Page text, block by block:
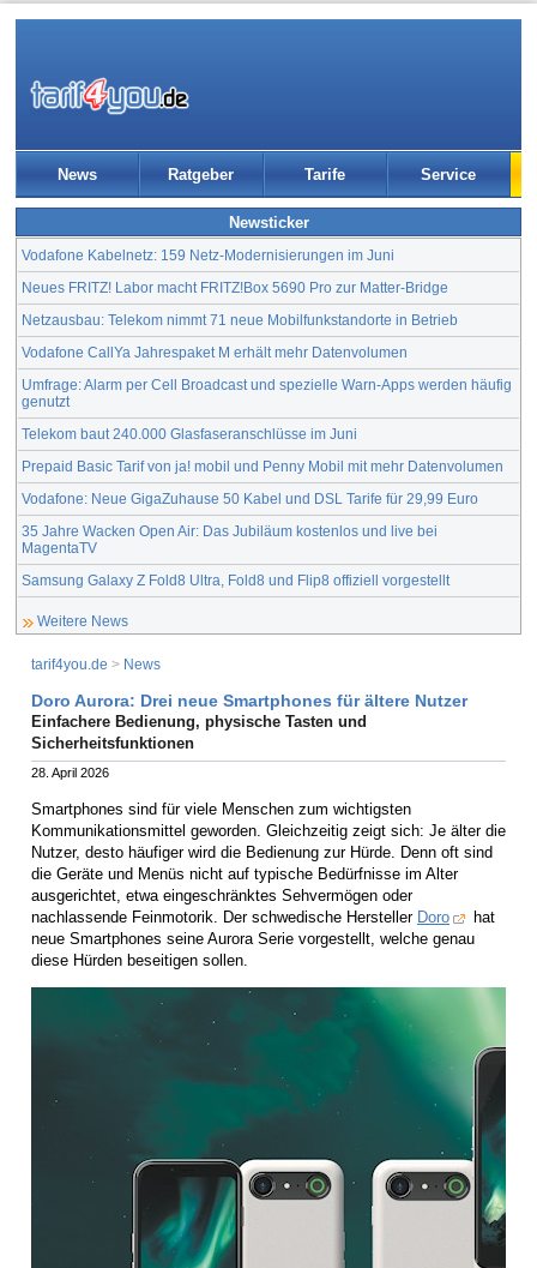
News Ratgeber Tarife Service
Newsticker
Vodafone Kabelnetz: 159 Netz-Modernisierungen im Juni
Neues FRITZ! Labor macht FRITZ!Box 5690 Pro zur Matter-Bridge
Netzausbau: Telekom nimmt 71 neue Mobilfunkstandorte in Betrieb
Vodafone CallYa Jahrespaket M erhält mehr Datenvolumen
Umfrage: Alarm per Cell Broadcast und spezielle Warn-Apps werden häufig
genutzt
Telekom baut 240.000 Glasfaseranschlüsse im Juni
Prepaid Basic Tarif von ja! mobil und Penny Mobil mit mehr Datenvolumen
Vodafone: Neue GigaZuhause 50 Kabel und DSL Tarife für 29,99 Euro
35 Jahre Wacken Open Air: Das Jubiläum kostenlos und live bei
MagentaTV
Samsung Galaxy Z Fold8 Ultra, Fold8 und Flip8 offiziell vorgestellt
Weitere News
tarif4you.de > News
Doro Aurora: Drei neue Smartphones für ältere Nutzer
Einfachere Bedienung, physische Tasten und
Sicherheitsfunktionen
28. April 2026
Smartphones sind für viele Menschen zum wichtigsten
Kommunikationsmittel geworden. Gleichzeitig zeigt sich: Je älter die
Nutzer, desto häufiger wird die Bedienung zur Hürde. Denn oft sind
die Geräte und Menüs nicht auf typische Bedürfnisse im Alter
ausgerichtet, etwa eingeschränktes Sehvermögen oder
nachlassende Feinmotorik. Der schwedische Hersteller Doro
hat
neue Smartphones seine Aurora Serie vorgestellt, welche genau
diese Hürden beseitigen sollen.